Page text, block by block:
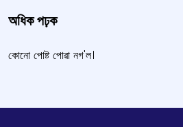
অধিক পঢ়ক
কোনো পোষ্ট পোৱা নগ'ল।